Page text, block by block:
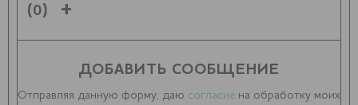
(0)
ДОБАВИТЬ СООБЩЕНИЕ
Отправляя данную форму, даю согласие на обработку моих